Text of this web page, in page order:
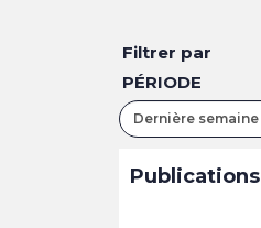
Filtrer par
PÉRIODE
Dernière semaine
Publications